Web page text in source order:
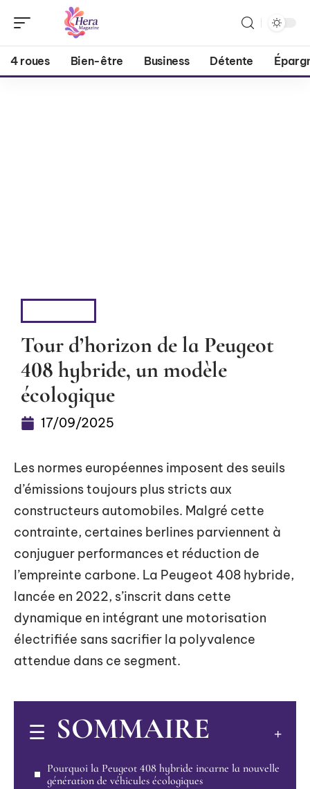
4 roues Bien-être Business Détente
Tour d’horizon de la Peugeot
408 hybride, un modèle
écologique
17/09/2025
Les normes européennes imposent des seuils
d’émissions toujours plus stricts aux
constructeurs automobiles. Malgré cette
contrainte, certaines berlines parviennent à
conjuguer performances et réduction de
l’empreinte carbone. La Peugeot 408 hybride,
lancée en 2022, s’inscrit dans cette
dynamique en intégrant une motorisation
électrifiée sans sacrifier la polyvalence
attendue dans ce segment.
SOMMAIRE
Pourquoi la Peugeot 408 hybride incarne la nouvelle
génération de véhicules écologiques